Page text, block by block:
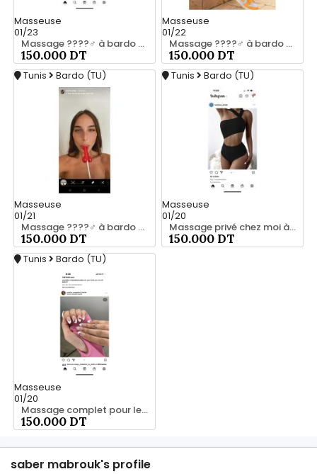
Masseuse
01/23
Massage ????‍♂️ à bardo srd 55066248
150.000 DT
Masseuse
01/22
Massage ????‍♂️ à bardo srd 20466285
150.000 DT
Tunis Bardo (TU)
Masseuse
01/21
Massage ????‍♂️ à bardo srd 55066248
150.000 DT
Tunis Bardo (TU)
Masseuse
01/20
Massage privé chez moi à bardo55066248
150.000 DT
Tunis Bardo (TU)
Masseuse
01/20
Massage complet pour les hommes srd 20466285
150.000 DT
saber mabrouk's profile